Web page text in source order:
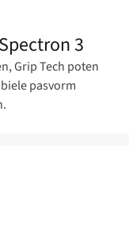
3
Grip Tech poten
pasvorm